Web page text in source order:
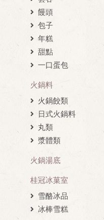
饅頭
包子
年糕
甜點
一口蛋包
火鍋料
火鍋餃類
日式火鍋料
丸類
漿體類
火鍋湯底
桂冠冰菓室
雪酪冰品
冰棒雪糕